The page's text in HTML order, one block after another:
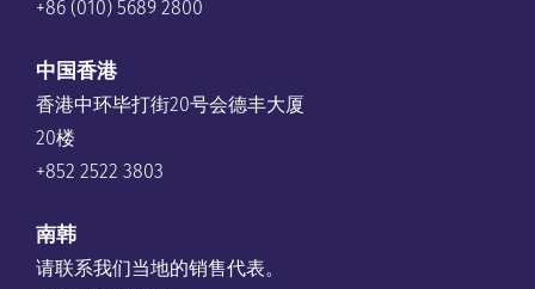
+86 (010) 5689 2800
中国香港
香港中环毕打街20号会德丰大厦
20楼
+852 2522 3803
南韩
请联系我们当地的销售代表。